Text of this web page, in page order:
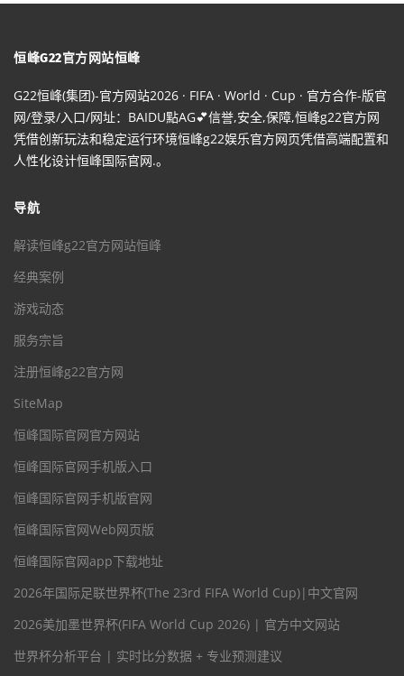
恒峰G22官方网站恒峰
G22恒峰(集团)-官方网站2026 · FIFA · World · Cup · 官方合作-版官
网/登录/入口/网址：BAIDU點AG💕信誉,安全,保障,恒峰g22官方网
凭借创新玩法和稳定运行环境恒峰g22娱乐官方网页凭借高端配置和
人性化设计恒峰国际官网.。
导航
解读恒峰g22官方网站恒峰
经典案例
游戏动态
服务宗旨
注册恒峰g22官方网
SiteMap
恒峰国际官网官方网站
恒峰国际官网手机版入口
恒峰国际官网手机版官网
恒峰国际官网Web网页版
恒峰国际官网app下载地址
2026年国际足联世界杯(The 23rd FIFA World Cup)|中文官网
2026美加墨世界杯(FIFA World Cup 2026) | 官方中文网站
世界杯分析平台 | 实时比分数据 + 专业预测建议